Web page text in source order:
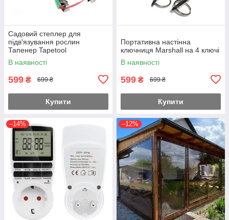
Садовий степлер для
підв'язування рослин
Тапенер Tapetool
В наявності
599 ₴ 699 ₴
Купити
Портативна настінна
ключниця Marshall на 4 ключі
В наявності
599 ₴ 699 ₴
Купити
–14% –12%